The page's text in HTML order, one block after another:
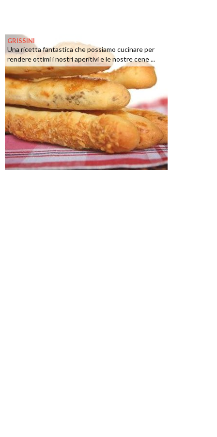
GRISSINI
Una ricetta fantastica che possiamo cucinare per
rendere ottimi i nostri aperitivi e le nostre cene ...